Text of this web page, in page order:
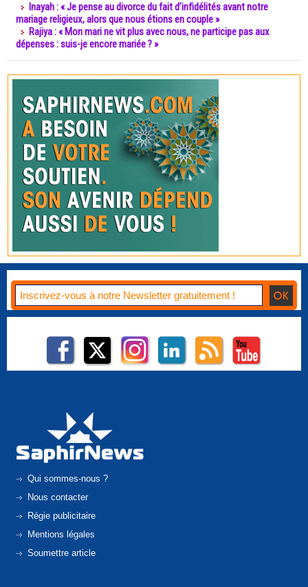
Inayah : « Je pense au divorce du fait d’infidélités avant notre
mariage religieux, alors que nous étions en couple »
Rajiya : « Mon mari ne vit plus avec nous, ne participe pas aux
dépenses : suis-je encore mariée ? »
Qui sommes-nous ?
Nous contacter
Régie publicitaire
Mentions légales
Soumettre article